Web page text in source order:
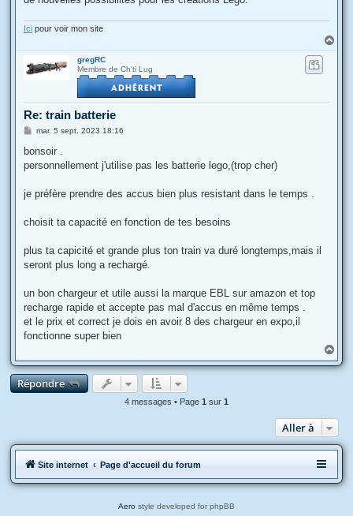
Ici pour voir mon site
a
gregRC
Membre de Ch'ti Lug
Re: train batterie
M
s
a
mar. 5 sept. 2023 18:16
bonsoir .
personnellement j'utilise pas les batterie lego,(trop cher)
je préfère prendre des accus bien plus resistant dans le temps .
choisit ta capacité en fonction de tes besoins
plus ta capicité et grande plus ton train va duré longtemps,mais il
seront plus long a rechargé.
un bon chargeur et utile aussi la marque EBL sur amazon et top
recharge rapide et accepte pas mal d'accus en même temps .
et le prix et correct je dois en avoir 8 des chargeur en expo,il
fonctionne super bien
a
u
Répondre
4 messages • Page 1 sur 1
Aller à
Site internet Page d'accueil du forum
Aero style developed for phpBB